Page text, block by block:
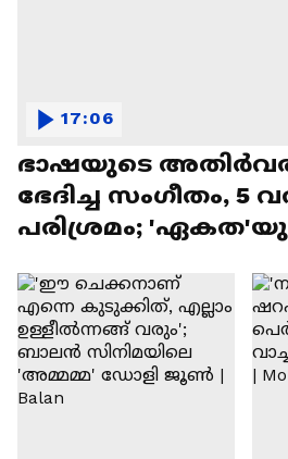
ഭാഷയുടെ
ഭേദിച്ച സംഗീതം,
പരിശ്രമം;
17:06